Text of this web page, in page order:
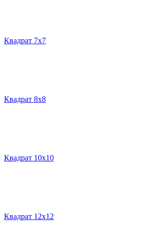
Квадрат 7х7
Квадрат 8х8
Квадрат 10х10
Квадрат 12х12